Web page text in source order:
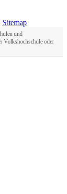
Sitemap
und
Volkshochschule oder